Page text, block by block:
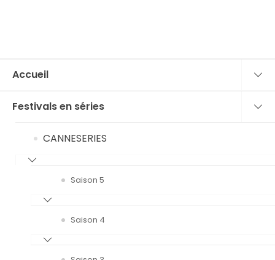
Accueil
Festivals en séries
CANNESERIES
Saison 5
Saison 4